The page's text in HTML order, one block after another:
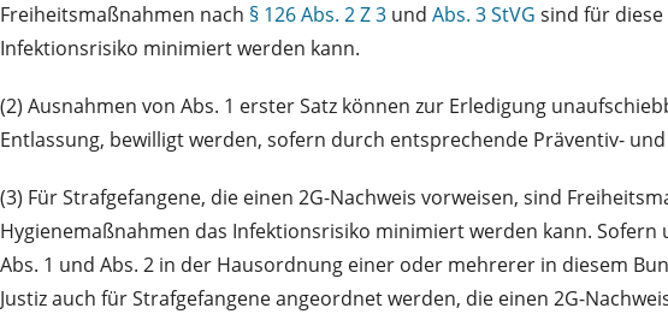
Freiheitsmaßnahmen nach § 126 Abs. 2 Z 3 und Abs. 3 StVG sind für
Infektionsrisiko minimiert werden kann.
(2) Ausnahmen von Abs. 1 erster Satz können zur Erledigung
Entlassung, bewilligt werden, sofern durch entsprechende Präventiv-
(3) Für Strafgefangene, die einen 2G-Nachweis vorweisen, sind
Hygienemaßnahmen das Infektionsrisiko minimiert werden kann.
Abs. 1 und Abs. 2 in der Hausordnung einer oder mehrerer in diesem
Justiz auch für Strafgefangene angeordnet werden, die einen 2G-